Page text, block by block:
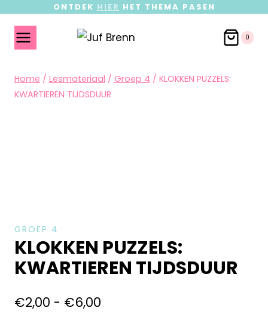
ONTDEK HIER HET THEMA PASEN
0
Home / Lesmateriaal / Groep 4 / KLOKKEN PUZZELS:
KWARTIEREN TIJDSDUUR
GROEP 4
KLOKKEN PUZZELS:
KWARTIEREN TIJDSDUUR
€2,00 - €6,00